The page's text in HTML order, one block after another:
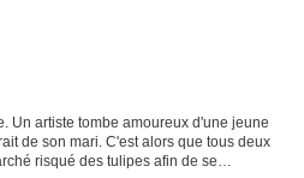
Un artiste tombe amoureux d'une jeune
de son mari. C'est alors que tous deux
risqué des tulipes afin de se